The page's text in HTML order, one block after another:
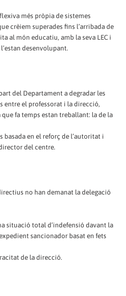
més pròpia de sistemes
crèiem superades fins l’arribada de
al món educatiu, amb la seva LEC i
desenvolupant.
del Departament a degradar les
entre el professorat i la direcció,
fa temps estan treballant: la de la
en el reforç de l’autoritat i
del centre.
no han demanat la delegació
situació total d’indefensió davant la
sancionador basat en fets
de la direcció.